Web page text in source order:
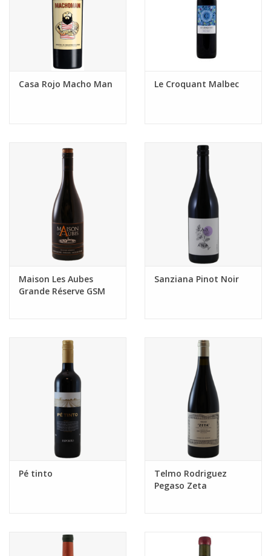
Casa Rojo Macho Man Le Croquant Malbec
Maison Les Aubes
Grande Réserve GSM
Sanziana Pinot Noir
Pé tinto
Telmo Rodriguez
Pegaso Zeta